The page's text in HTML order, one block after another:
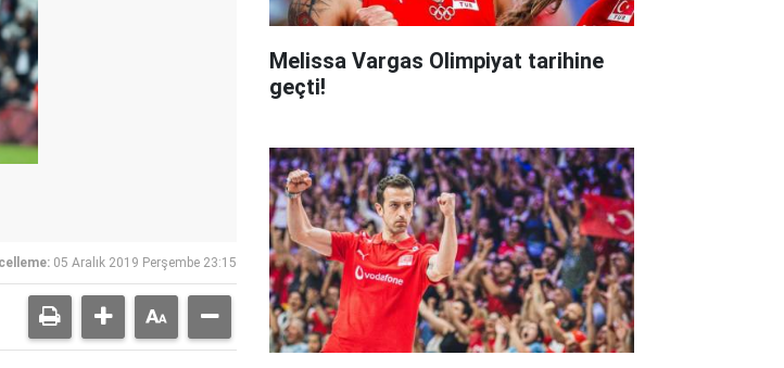
05 Aralık 2019 Perşembe 23:15
Melissa Vargas Olimpiyat tarihine
geçti!